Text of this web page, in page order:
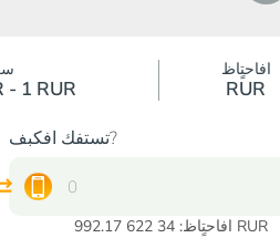
- 1 RUR
افاحتٍاظ
RUR
تستفك افكبف?
افاحتٍاظ: 34 622 992.17 RUR